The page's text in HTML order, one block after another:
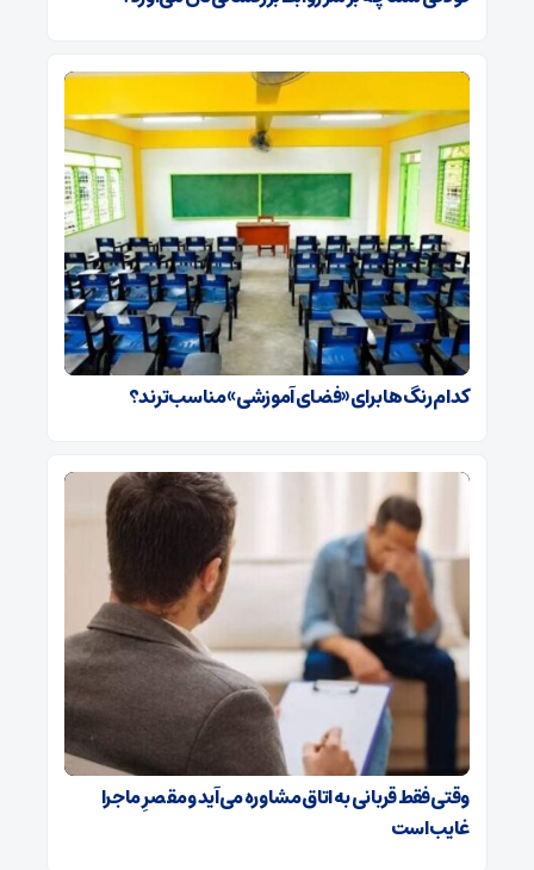
کدام رنگ‌ها برای «فضای آموزشی» مناسب‌ترند؟
وقتی فقط قربانی به اتاق مشاوره می‌آید و مقصرِ ماجرا
غایب است